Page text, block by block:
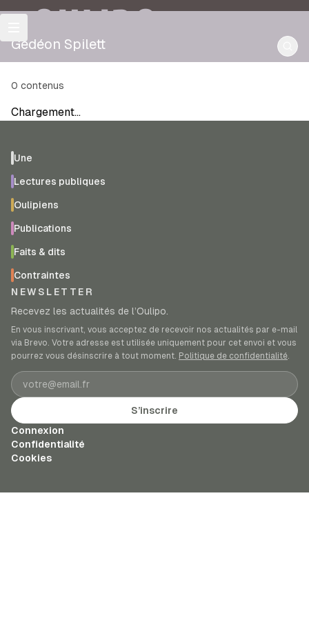
OULIPO
Gédéon Spilett
0 contenus
Chargement…
Une
Lectures publiques
Oulipiens
Publications
Faits & dits
Contraintes
NEWSLETTER
Recevez les actualités de l’Oulipo.
En vous inscrivant, vous acceptez de recevoir nos actualités par e-mail
via Brevo. Votre adresse est utilisée uniquement pour cet envoi et vous
pourrez vous désinscrire à tout moment. Politique de confidentialité.
Adresse e-mail
S’inscrire
Connexion
Confidentialité
Cookies